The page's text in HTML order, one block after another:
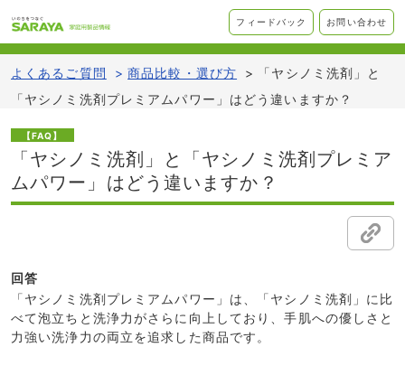
フィードバック お問い合わせ
よくあるご質問 > 商品比較・選び方 >
「ヤシノミ洗剤」と
「ヤシノミ洗剤プレミアムパワー」はどう違いますか？
【FAQ】
「ヤシノミ洗剤」と「ヤシノミ洗剤プレミア
ムパワー」はどう違いますか？
回答
「ヤシノミ洗剤プレミアムパワー」は、「ヤシノミ洗剤」に比
べて泡立ちと洗浄力がさらに向上しており、手肌への優しさと
力強い洗浄力の両立を追求した商品です。